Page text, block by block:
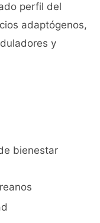
perfil del
adaptógenos,
y
bienestar